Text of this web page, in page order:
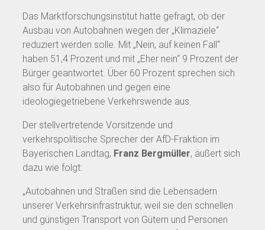
Das Marktforschungsinstitut hatte gefragt, ob der
Ausbau von Autobahnen wegen der „Klimaziele“
reduziert werden solle. Mit „Nein, auf keinen Fall“
haben 51,4 Prozent und mit „Eher nein“ 9 Prozent der
Bürger geantwortet. Über 60 Prozent sprechen sich
also für Autobahnen und gegen eine
ideologiegetriebene Verkehrswende aus.
Der stellvertretende Vorsitzende und
verkehrspolitische Sprecher der AfD-Fraktion im
Bayerischen Landtag, Franz Bergmüller, äußert sich
dazu wie folgt:
„Autobahnen und Straßen sind die Lebensadern
unserer Verkehrsinfrastruktur, weil sie den schnellen
und günstigen Transport von Gütern und Personen